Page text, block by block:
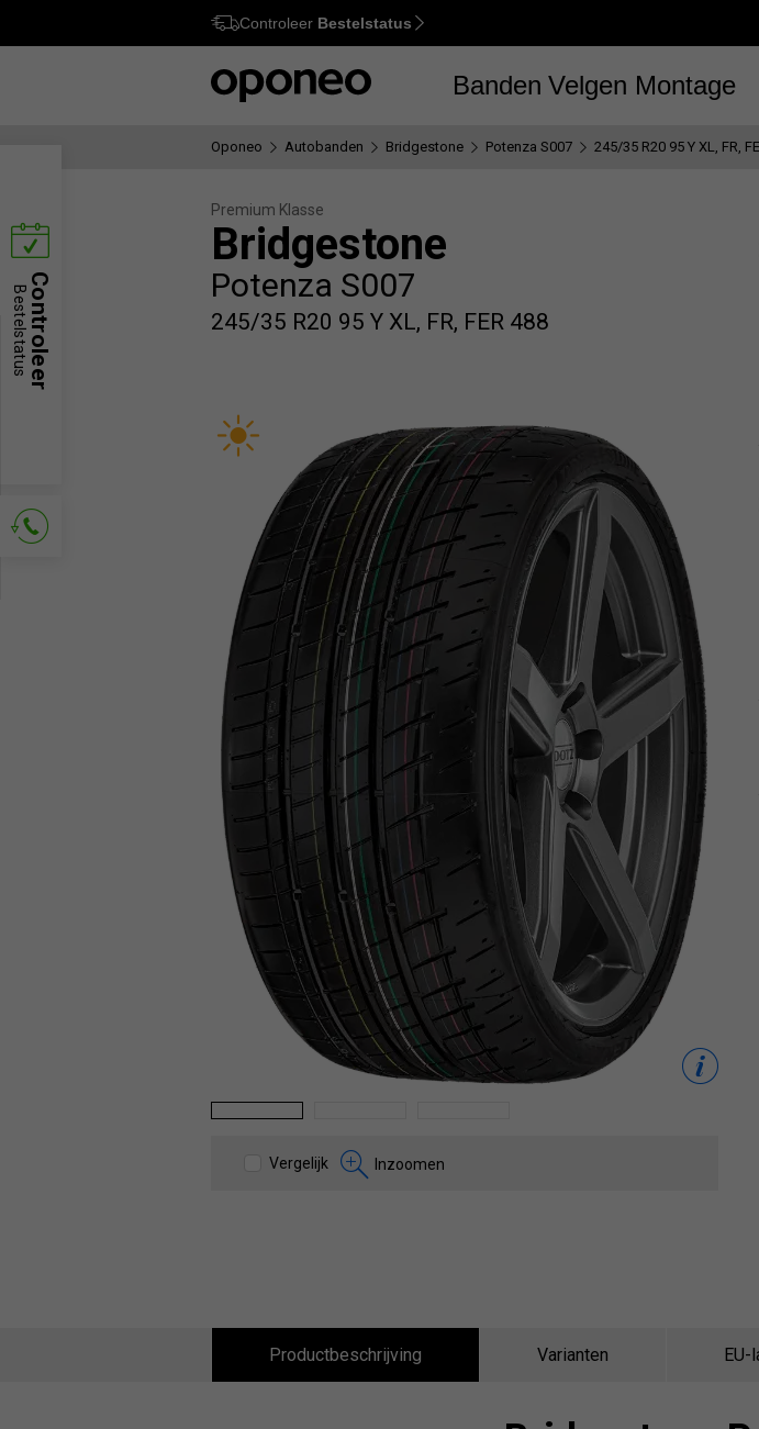
Ctrl M
Controleer Bestelstatus
Banden Velgen Montage
Oponeo Autobanden Bridgestone Potenza S007 245/35 R20 95 Y XL, FR,
Premium Klasse
Bridgestone
Potenza S007
245/35 R20 95 Y XL, FR, FER 488
Vergelijk Inzoomen
Productbeschrijving Varianten EU-
Controleer
Bestelstatus